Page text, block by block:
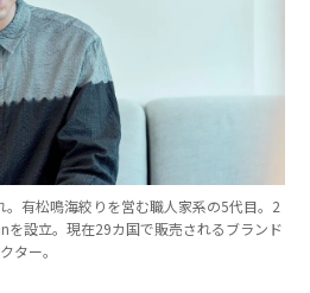
有松鳴海絞りを営む職人家系の5代目。2
を設立。現在29カ国で販売されるブランド
ター。